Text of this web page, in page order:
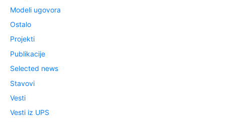
Modeli ugovora
Ostalo
Projekti
Publikacije
Selected news
Stavovi
Vesti
Vesti iz UPS